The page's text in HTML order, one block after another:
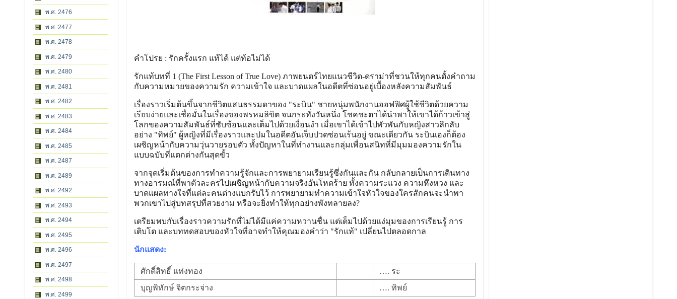
พ.ศ. 2476
พ.ศ. 2477
พ.ศ. 2478
พ.ศ. 2479
พ.ศ. 2480
พ.ศ. 2481
พ.ศ. 2482
พ.ศ. 2483
พ.ศ. 2484
พ.ศ. 2485
พ.ศ. 2487
พ.ศ. 2489
พ.ศ. 2492
พ.ศ. 2493
พ.ศ. 2494
พ.ศ. 2495
พ.ศ. 2496
พ.ศ. 2497
พ.ศ. 2498
พ.ศ. 2499
คำโปรย : รักครั้งแรก แท้ได้ แต่ท้อไม่ได้
รักแท้บทที่ 1 (The First Lesson of True Love) ภาพยนตร์ไทยแนวชีวิต-ดราม่าที่ชวนให้ทุกคนตั้งคำถาม
กับความหมายของความรัก ความเข้าใจ และบาดแผลในอดีตที่ซ่อนอยู่เบื้องหลังความสัมพันธ์
เรื่องราวเริ่มต้นขึ้นจากชีวิตแสนธรรมดาของ "ระบิน" ชายหนุ่มพนักงานออฟฟิศผู้ใช้ชีวิตด้วยความ
เรียบง่ายและเชื่อมั่นในเรื่องของพรหมลิขิต จนกระทั่งวันหนึ่ง โชคชะตาได้นำพาให้เขาได้ก้าวเข้าสู่
โลกของความสัมพันธ์ที่ซับซ้อนและเต็มไปด้วยเงื่อนงำ เมื่อเขาได้เข้าไปพัวพันกับหญิงสาวลึกลับ
อย่าง "ทิพย์" ผู้หญิงที่มีเรื่องราวและปมในอดีตอันเจ็บปวดซ่อนเร้นอยู่ ขณะเดียวกัน ระบินเองก็ต้อง
เผชิญหน้ากับความวุ่นวายรอบตัว ทั้งปัญหาในที่ทำงานและกลุ่มเพื่อนสนิทที่มีมุมมองความรักใน
แบบฉบับที่แตกต่างกันสุดขั้ว
จากจุดเริ่มต้นของการทำความรู้จักและการพยายามเรียนรู้ซึ่งกันและกัน กลับกลายเป็นการเดินทาง
ทางอารมณ์ที่พาตัวละครไปเผชิญหน้ากับความจริงอันโหดร้าย ทั้งความระแวง ความหึงหวง และ
บาดแผลทางใจที่แต่ละคนต่างแบกรับไว้ การพยายามทำความเข้าใจหัวใจของใครสักคนจะนำพา
พวกเขาไปสู่บทสรุปที่สวยงาม หรือจะยิ่งทำให้ทุกอย่างพังทลายลง?
เตรียมพบกับเรื่องราวความรักที่ไม่ได้มีแค่ความหวานชื่น แต่เต็มไปด้วยแง่มุมของการเรียนรู้ การ
เติบโต และบททดสอบของหัวใจที่อาจทำให้คุณมองคำว่า "รักแท้" เปลี่ยนไปตลอดกาล
นักแสดง:
ศักดิ์สิทธิ์ แท่งทอง
…. ระ
บุญพิทักษ์ จิตกระจ่าง
…. ทิพย์